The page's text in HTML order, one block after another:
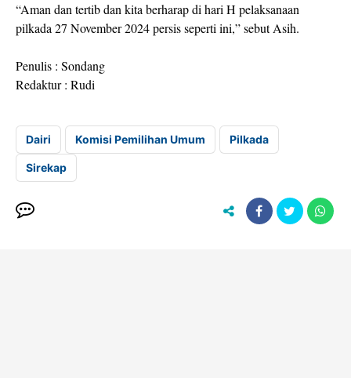
“Aman dan tertib dan kita berharap di hari H pelaksanaan
pilkada 27 November 2024 persis seperti ini,” sebut Asih.
Penulis : Sondang
Redaktur : Rudi
Dairi Komisi Pemilihan Umum Pilkada
Sirekap